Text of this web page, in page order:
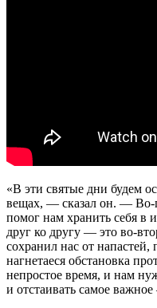
«В эти святые дни будем
вещах, — сказал он. — Во-
помог нам хранить себя в
друг ко другу — это во-
сохранил нас от напастей,
нагнетаеся обстановка
непростое время, и нам
и отстаивать самое